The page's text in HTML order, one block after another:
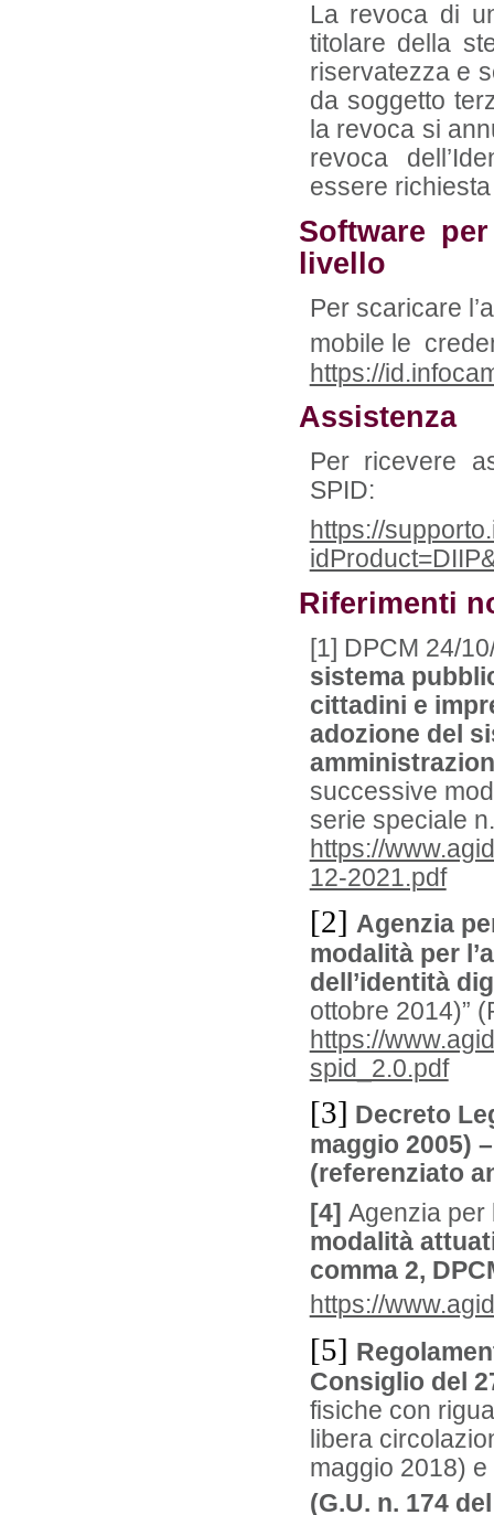
La revoca di
titolare della
riservatezza e
da soggetto
la revoca si
revoca
essere
Software
livello
Per scaricare
mobile le
https://
Assistenza
Per ricevere
SPID:
https://
Riferimenti
[1] DPCM 24/
sistema
cittadini e
adozione del
successive
serie speciale
https://
12-2021.pdf
[2] Agenzia
modalità per
dell’identità
ottobre 2014)”
https://
spid_2.0.pdf
[3] Decreto
maggio 2005)
(referenziato
[4] Agenzia per
modalità
comma 2,
https://
[5]
Consiglio del
fisiche con
libera
maggio 2018) e
(G.U. n. 174